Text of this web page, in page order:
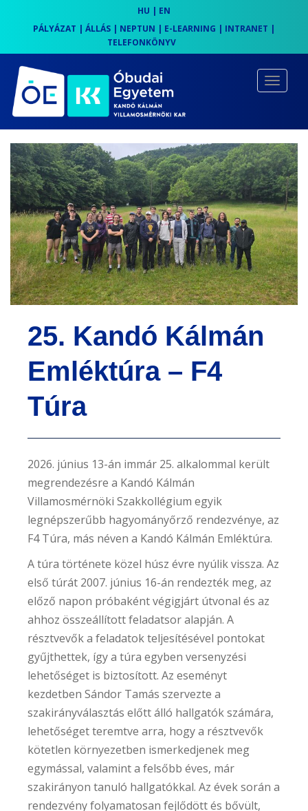
HU | EN
PÁLYÁZAT | ÁLLÁS | NEPTUN | E-LEARNING | INTRANET |
TELEFONKÖNYV
25. Kandó Kálmán
Emléktúra – F4
Túra
2026. június 13-án immár 25. alkalommal került
megrendezésre a Kandó Kálmán
Villamosmérnöki Szakkollégium egyik
legnépszerűbb hagyományőrző rendezvénye, az
F4 Túra, más néven a Kandó Kálmán Emléktúra.
A túra története közel húsz évre nyúlik vissza. Az
első túrát 2007. június 16-án rendezték meg, az
előző napon próbaként végigjárt útvonal és az
ahhoz összeállított feladatsor alapján. A
résztvevők a feladatok teljesítésével pontokat
gyűjthettek, így a túra egyben versenyzési
lehetőséget is biztosított. Az eseményt
kezdetben Sándor Tamás szervezte a
szakirányválasztás előtt álló hallgatók számára,
lehetőséget teremtve arra, hogy a résztvevők
kötetlen környezetben ismerkedjenek meg
egymással, valamint a felsőbb éves, már
szakirányon tanuló hallgatókkal. Az évek során a
rendezvény folyamatosan fejlődött és bővült,